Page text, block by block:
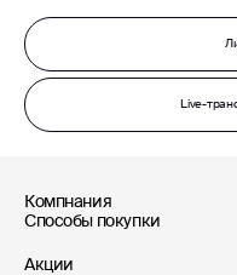
Live-
Компнания
Способы покупки
Акции